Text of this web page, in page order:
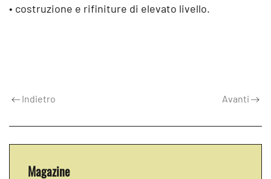
• costruzione e rifiniture di elevato livello.
Indietro Avanti
Magazine